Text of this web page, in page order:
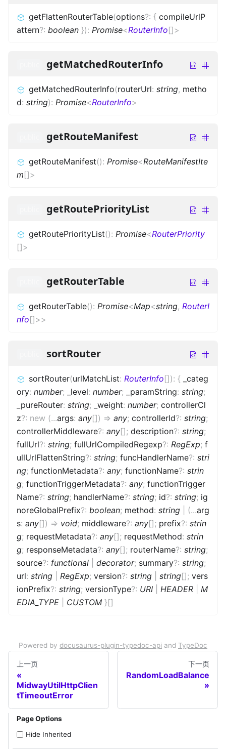
getFlattenRouterTable(options?: { compileUrlP
attern?: boolean }): Promise<RouterInfo[]>
getMatchedRouterInfo
getMatchedRouterInfo(routerUrl: string, metho
d: string): Promise<RouterInfo>
getRouteManifest
getRouteManifest(): Promise<RouteManifestIte
m[]>
getRoutePriorityList
getRoutePriorityList(): Promise<RouterPriority
[]>
getRouterTable
getRouterTable(): Promise<Map<string, RouterI
nfo[]>>
sortRouter
sortRouter(urlMatchList: RouterInfo[]): {
_categ
ory: number; _level: number; _paramString: string;
_pureRouter: string; _weight: number; controllerCl
z?: new (...args: any[]) => any; controllerId?: string;
controllerMiddleware?: any[]; description?: string;
fullUrl?: string; fullUrlCompiledRegexp?: RegExp; f
ullUrlFlattenString?: string; funcHandlerName?: stri
ng; functionMetadata?: any; functionName?: strin
g; functionTriggerMetadata?: any; functionTrigger
Name?: string; handlerName?: string; id?: string; ig
noreGlobalPrefix?: boolean; method: string (...arg
s: any[]) => void; middleware?: any[]; prefix?: strin
g; requestMetadata?: any[]; requestMethod: strin
g; responseMetadata?: any[]; routerName?: string;
source?: functional decorator; summary?: string;
url: string RegExp; version?: string string[]; vers
ionPrefix?: string; versionType?: URI HEADER
M
EDIA_TYPE
CUSTOM }[]
Powered by docusaurus-plugin-typedoc-api and TypeDoc
上一页
MidwayUtilHttpClien
tTimeoutError
下一页
RandomLoadBalance
Page Options
Hide Inherited